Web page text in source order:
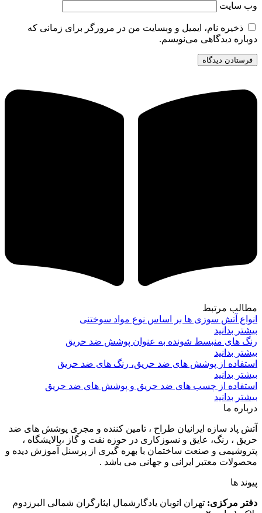
وب‌ سایت
ذخیره نام، ایمیل و وبسایت من در مرورگر برای زمانی که
دوباره دیدگاهی می‌نویسم.
مطالب مرتبط
انواع آتش سوزی ها بر اساس نوع مواد سوختنی
بیشتر بدانید
رنگ های منبسط شونده به عنوان پوشش ضد حریق
بیشتر بدانید
استفاده از پوشش های ضد حریق، رنگ های ضد حریق
بیشتر بدانید
استفاده از چسب های ضد حریق و پوشش های ضد حریق
بیشتر بدانید
درباره ما
آتش پاد سازه ایرانیان طراح ، تامین کننده و مجری پوشش های ضد
حریق ، رنگ، عایق و نسوزکاری در حوزه نفت و گاز ،پالایشگاه ،
پتروشیمی و صنعت ساختمان با بهره گیری از پرسنل آموزش دیده و
محصولات معتبر ایرانی و جهانی می باشد .
پیوند ها
دفتر مرکزی: تهران اتوبان یادگارشمال ایثارگران شمالی البرزدوم